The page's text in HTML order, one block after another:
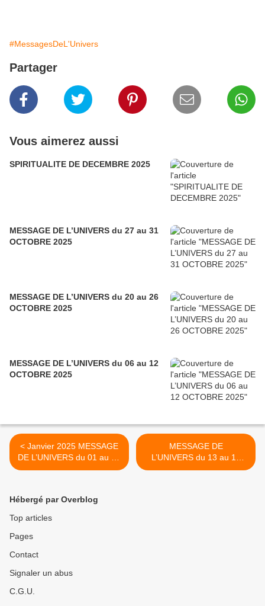
#MessagesDeL'Univers
Partager
Vous aimerez aussi
SPIRITUALITE DE DECEMBRE 2025
MESSAGE DE L’UNIVERS du 27 au 31
OCTOBRE 2025
MESSAGE DE L’UNIVERS du 20 au 26
OCTOBRE 2025
MESSAGE DE L’UNIVERS du 06 au 12
OCTOBRE 2025
< Janvier 2025 MESSAGE
DE L’UNIVERS du 01 au 05
JANVIER 2025
MESSAGE DE
L’UNIVERS du 13 au 19
JANVIER 2025 >
Hébergé par Overblog
Top articles
Pages
Contact
Signaler un abus
C.G.U.